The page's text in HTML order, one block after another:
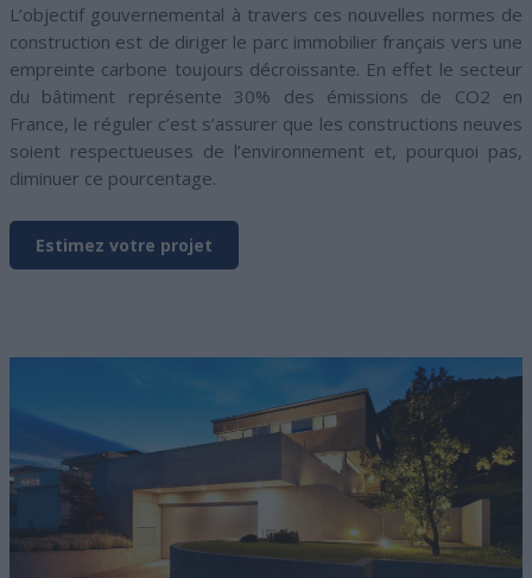
L’objectif gouvernemental à travers ces nouvelles normes de
construction est de diriger le parc immobilier français vers une
empreinte carbone toujours décroissante. En effet le secteur
du bâtiment représente 30% des émissions de CO2 en
France, le réguler c’est s’assurer que les constructions neuves
soient respectueuses de l’environnement et, pourquoi pas,
diminuer ce pourcentage.
Estimez votre projet